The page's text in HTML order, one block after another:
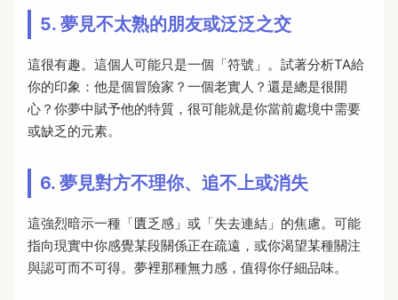
5. 夢見不太熟的朋友或泛泛之交
這很有趣。這個人可能只是一個「符號」。試著分析TA給
你的印象：他是個冒險家？一個老實人？還是總是很開
心？你夢中賦予他的特質，很可能就是你當前處境中需要
或缺乏的元素。
6. 夢見對方不理你、追不上或消失
這強烈暗示一種「匱乏感」或「失去連結」的焦慮。可能
指向現實中你感覺某段關係正在疏遠，或你渴望某種關注
與認可而不可得。夢裡那種無力感，值得你仔細品味。